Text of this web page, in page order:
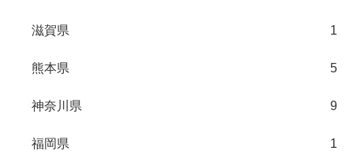
滋賀県 1
熊本県 5
神奈川県 9
福岡県 1